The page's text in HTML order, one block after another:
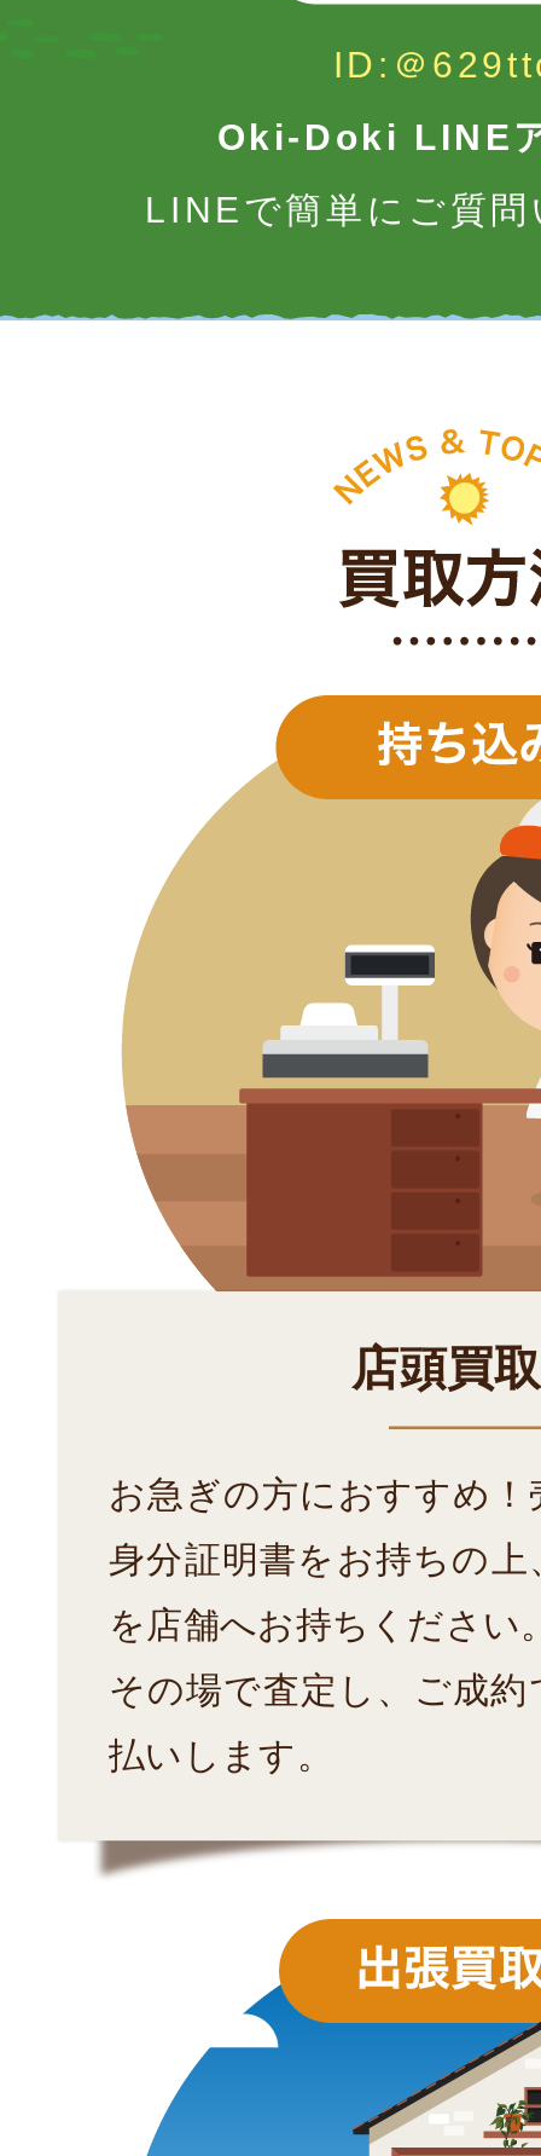
ID:＠
Oki-Doki LINE
LINEで簡単にご質
店頭買
お急ぎの方におすすめ！
身分証明書をお持ちの
を店舗へお持ちください
その場で査定し、ご成
払いします。